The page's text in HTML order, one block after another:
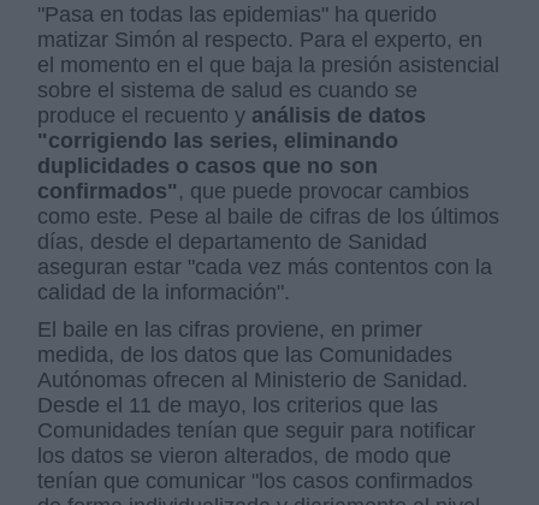
"Pasa en todas las epidemias" ha querido
matizar Simón al respecto. Para el experto, en
el momento en el que baja la presión asistencial
sobre el sistema de salud es cuando se
produce el recuento y análisis de datos
"corrigiendo las series, eliminando
duplicidades o casos que no son
confirmados" , que puede provocar cambios
como este. Pese al baile de cifras de los últimos
días, desde el departamento de Sanidad
aseguran estar "cada vez más contentos con la
calidad de la información".
El baile en las cifras proviene, en primer
medida, de los datos que las Comunidades
Autónomas ofrecen al Ministerio de Sanidad.
Desde el 11 de mayo, los criterios que las
Comunidades tenían que seguir para notificar
los datos se vieron alterados, de modo que
tenían que comunicar "los casos confirmados